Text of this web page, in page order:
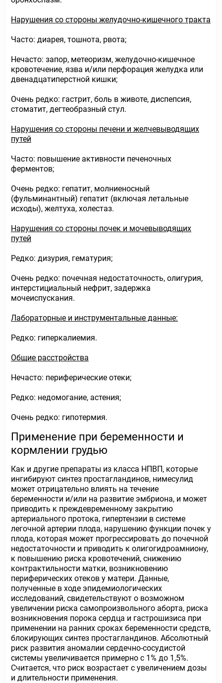
Нарушения со стороны желудочно-кишечного тракта
Часто: диарея, тошнота, рвота;
Нечасто: запор, метеоризм, желудочно-кишечное
кровотечение, язва и/или перфорация желудка или
двенадцатиперстной кишки;
Очень редко: гастрит, боль в животе, диспепсия,
стоматит, дегтеобразный стул.
Нарушения со стороны печени и желчевыводящих
путей
Часто: повышение активности печеночных
ферментов;
Очень редко: гепатит, молниеносный
(фульминантный) гепатит (включая летальные
исходы), желтуха, холестаз.
Нарушения со стороны почек и мочевыводящих
путей
Редко: дизурия, гематурия;
Очень редко: почечная недостаточность, олигурия,
интерстициальный нефрит, задержка
мочеиспускания.
Лабораторные и инструментальные данные:
Редко: гиперкалиемия.
Общие расстройства
Нечасто: периферические отеки;
Редко: недомогание, астения;
Очень редко: гипотермия.
Применение при беременности и
кормлении грудью
Как и другие препараты из класса НПВП, которые
ингибируют синтез простагландинов, нимесулид
может отрицательно влиять на течение
беременности и/или на развитие эмбриона, и может
приводить к преждевременному закрытию
артериального протока, гипертензии в системе
легочной артерии плода, нарушению функции почек у
плода, которая может прогрессировать до почечной
недостаточности и приводить к олигогидроамниону,
к повышению риска кровотечений, снижению
контрактильности матки, возникновению
периферических отеков у матери. Данные,
полученные в ходе эпидемиологических
исследований, свидетельствуют о возможном
увеличении риска самопроизвольного аборта, риска
возникновения порока сердца и гастрошизиса при
применении на ранних сроках беременности средств,
блокирующих синтез простагландинов. Абсолютный
риск развития аномалии сердечно-сосудистой
системы увеличивается примерно с 1% до 1,5%.
Считается, что риск возрастает с увеличением дозы
и длительности применения.